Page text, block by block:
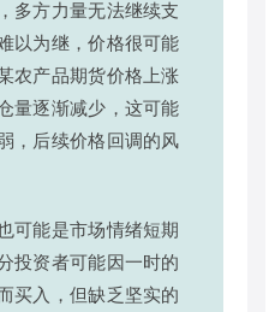
多方力量无法继续支
以为继，价格很可能
农产品期货价格上涨
量逐渐减少，这可能
，后续价格回调的风
可能是市场情绪短期
投资者可能因一时的
买入，但缺乏坚实的